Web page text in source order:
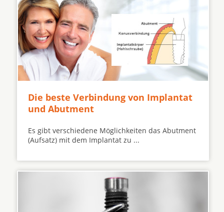
Die beste Verbindung von Implantat
und Abutment
Es gibt verschiedene Möglichkeiten das Abutment
(Aufsatz) mit dem Implantat zu ...